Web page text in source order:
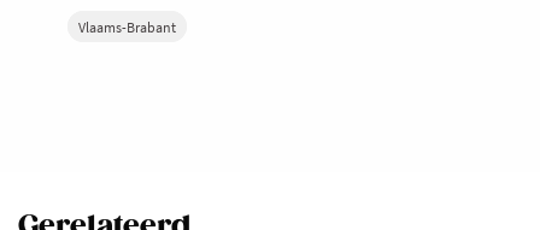
Vlaams-Brabant